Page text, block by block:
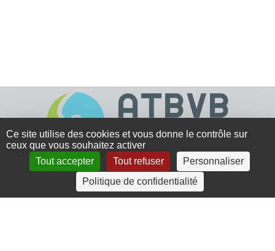
4 rue Crec’h-Ugen
22810 Belle Isle en Terre
Ce site utilise des cookies et vous donne le contrôle sur
ceux que vous souhaitez activer
Tout accepter
Tout refuser
Personnaliser
Politique de confidentialité